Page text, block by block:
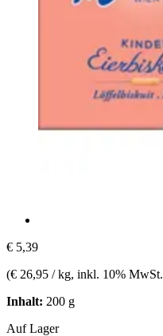
€ 5,39
(€ 26,95 / kg, inkl. 10% MwSt.
Inhalt: 200 g
Auf Lager